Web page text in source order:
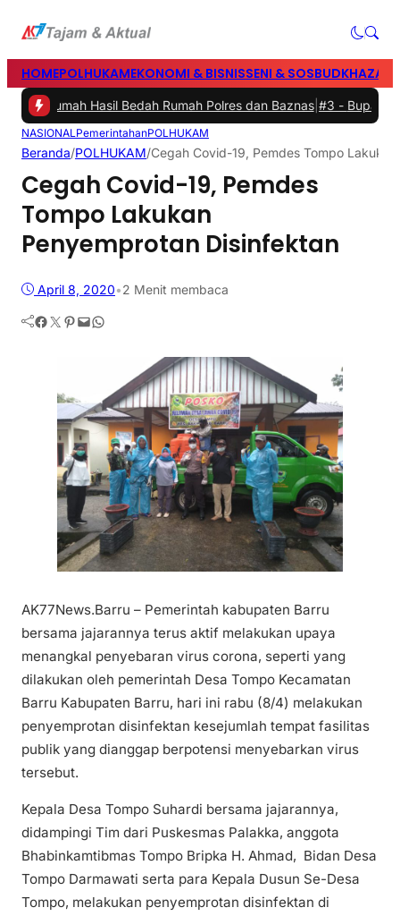
HOMEPOLHUKAMEKONOMI & BISNISSENI & SOSBUD
Hasil Bedah Rumah Polres dan Baznas|#3 -Bupati Barru
NASIONALPemerintahanPOLHUKAM
Beranda/POLHUKAM/Cegah Covid-19, Pemdes Tompo
Cegah Covid-19, Pemdes
Tompo Lakukan
Penyemprotan Disinfektan
April 8, 2020•2 Menit membaca
Facebook Twitter Pinterest Mail WhatsApp
AK77News.Barru – Pemerintah kabupaten Barru
bersama jajarannya terus aktif melakukan upaya
menangkal penyebaran virus corona, seperti yang
dilakukan oleh pemerintah Desa Tompo Kecamatan
Barru Kabupaten Barru, hari ini rabu (8/4) melakukan
penyemprotan disinfektan kesejumlah tempat fasilitas
publik yang dianggap berpotensi menyebarkan virus
tersebut.
Kepala Desa Tompo Suhardi bersama jajarannya,
didampingi Tim dari Puskesmas Palakka, anggota
Bhabinkamtibmas Tompo Bripka H. Ahmad, Bidan Desa
Tompo Darmawati serta para Kepala Dusun Se-Desa
Tompo, melakukan penyemprotan disinfektan di